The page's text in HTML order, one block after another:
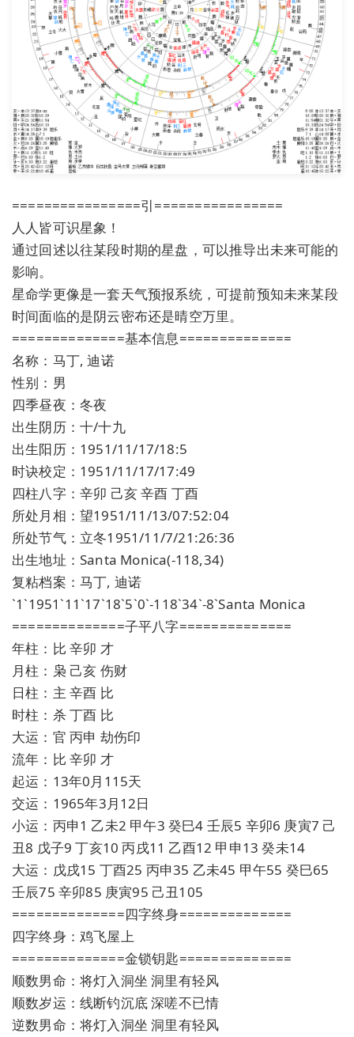
================引================
人人皆可识星象！
通过回述以往某段时期的星盘，可以推导出未来可能的
影响。
星命学更像是一套天气预报系统，可提前预知未来某段
时间面临的是阴云密布还是晴空万里。
==============基本信息==============
名称：马丁, 迪诺
性别：男
四季昼夜：冬夜
出生阴历：十/十九
出生阳历：1951/11/17/18:5
时诀校定：1951/11/17/17:49
四柱八字：辛卯 己亥 辛酉 丁酉
所处月相：望1951/11/13/07:52:04
所处节气：立冬1951/11/7/21:26:36
出生地址：Santa Monica(-118,34)
复粘档案：马丁, 迪诺
`1`1951`11`17`18`5`0`-118`34`-8`Santa Monica
==============子平八字==============
年柱：比 辛卯 才
月柱：枭 己亥 伤财
日柱：主 辛酉 比
时柱：杀 丁酉 比
大运：官 丙申 劫伤印
流年：比 辛卯 才
起运：13年0月115天
交运：1965年3月12日
小运：丙申1 乙未2 甲午3 癸巳4 壬辰5 辛卯6 庚寅7 己
丑8 戊子9 丁亥10 丙戌11 乙酉12 甲申13 癸未14
大运：戊戌15 丁酉25 丙申35 乙未45 甲午55 癸巳65
壬辰75 辛卯85 庚寅95 己丑105
==============四字终身==============
四字终身：鸡飞屋上
==============金锁钥匙==============
顺数男命：将灯入洞坐 洞里有轻风
顺数岁运：线断钓沉底 深嗟不已情
逆数男命：将灯入洞坐 洞里有轻风